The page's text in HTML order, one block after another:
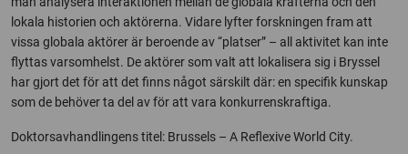
lokala historien och aktörerna. Vidare lyfter forskningen fram att
vissa globala aktörer är beroende av “platser” – all aktivitet kan inte
flyttas varsomhelst. De aktörer som valt att lokalisera sig i Bryssel
har gjort det för att det finns något särskilt där: en specifik kunskap
som de behöver ta del av för att vara konkurrenskraftiga.
Doktorsavhandlingens titel: Brussels – A Reflexive World City.